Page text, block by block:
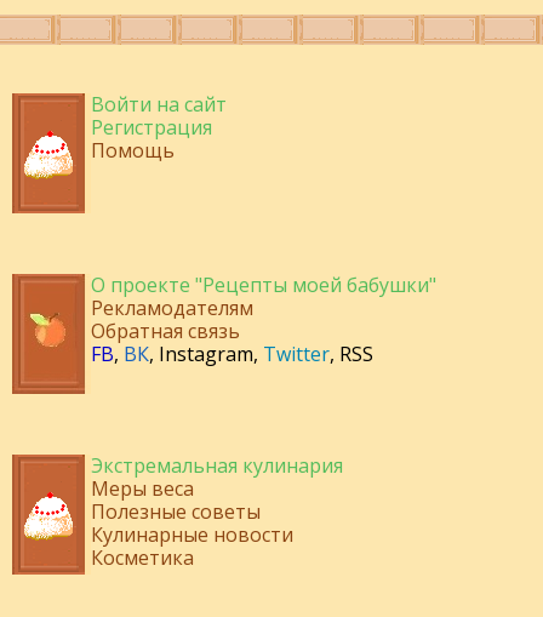
Войти на сайт
Регистрация
Помощь
О проекте "Рецепты моей бабушки"
Рекламодателям
Обратная связь
FB, ВК, Instagram, Twitter, RSS
Экстремальная кулинария
Меры веса
Полезные советы
Кулинарные новости
Косметика